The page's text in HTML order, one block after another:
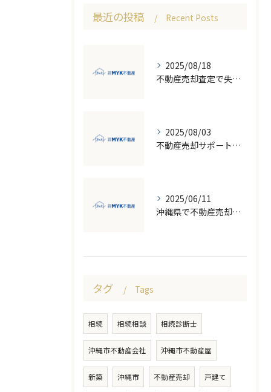
最近の投稿 Recent Posts
2025/08/18
不動産売却査定で失敗しないための価格比較とNG行為回避ガイド
2025/08/03
不動産売却サポート活用で失敗しない売却の流れと注意点徹底ガイド
2025/06/11
沖縄県で不動産売却を成功させるための地価変動と市場のポイント
タグ Tags
相続 相続相談 相続診断士
沖縄市不動産会社 沖縄市不動産屋
新築 沖縄市 不動産売却 戸建て